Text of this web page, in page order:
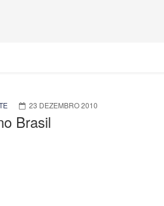
23 DEZEMBRO 2010
Brasil